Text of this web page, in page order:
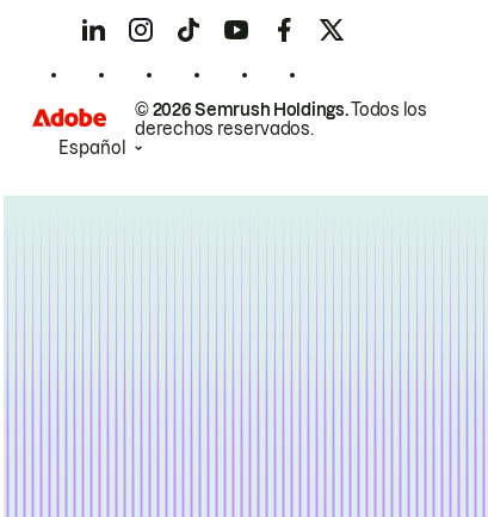
© 2026 Semrush Holdings.Todos los
derechos reservados.
Español